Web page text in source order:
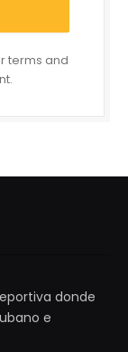
terms and
donde
e